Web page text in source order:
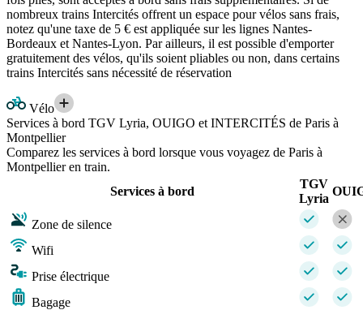
nombreux trains Intercités offrent un espace pour vélos sans frais,
notez qu'une taxe de 5 € est appliquée sur les lignes Nantes-
Bordeaux et Nantes-Lyon. Par ailleurs, il est possible d'emporter
gratuitement des vélos, qu'ils soient pliables ou non, dans certains
trains Intercités sans nécessité de réservation
Vélo
Services à bord TGV Lyria, OUIGO et INTERCITÉS de Paris à
Montpellier
Comparez les services à bord lorsque vous voyagez de Paris à
Montpellier en train.
Services à bord
TGV
Lyria
Zone de silence
Wifi
Prise électrique
Bagage